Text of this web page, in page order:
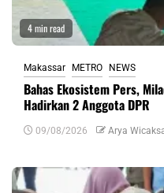
4 min read
Makassar METRO NEWS
Bahas Ekosistem Pers,
Hadirkan 2 Anggota DPR
09/08/2026 Arya